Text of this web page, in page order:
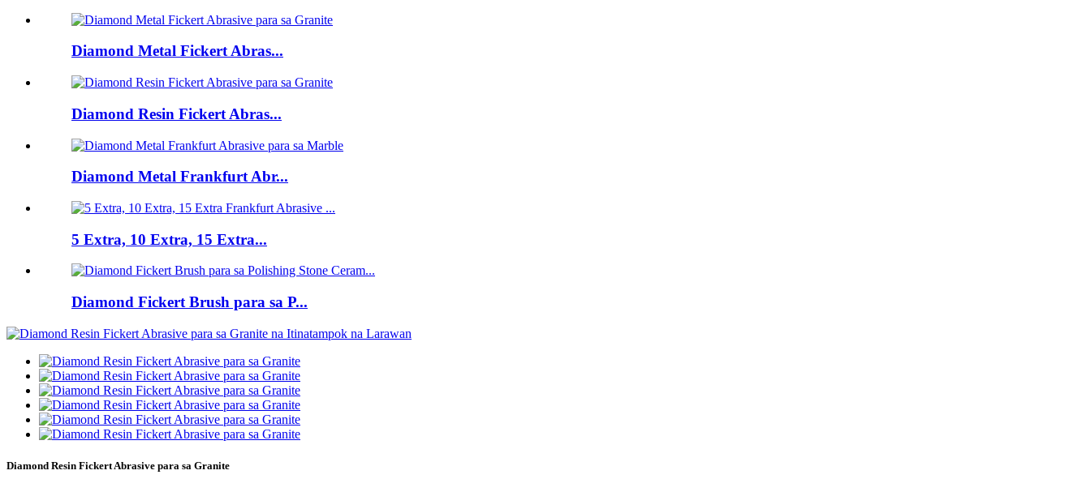
Diamond Metal Fickert Abras...
Diamond Resin Fickert Abras...
Diamond Metal Frankfurt Abr...
5 Extra, 10 Extra, 15 Extra...
Diamond Fickert Brush para sa P...
Diamond Resin Fickert Abrasive para sa Granite